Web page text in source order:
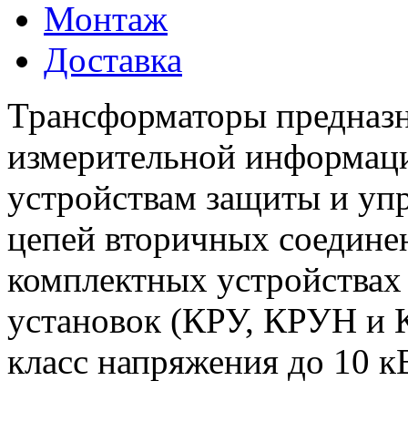
Монтаж
Доставка
Трансформаторы
измерительной
устройствам защиты и
цепей вторичных
комплектных
установок (КРУ, КРУН и
класс напряжения до 10